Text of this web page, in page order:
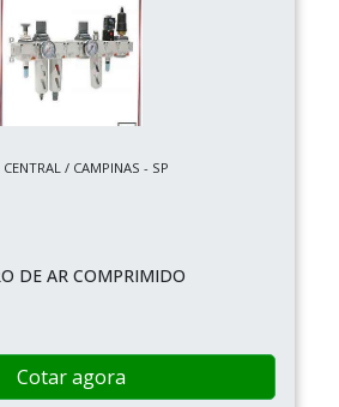
CENTRAL / CAMPINAS - SP
DE AR COMPRIMIDO
Cotar agora